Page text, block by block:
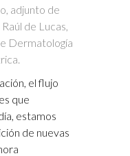
adjunto de
de Lucas,
Dermatología
el flujo
que
estamos
de nuevas